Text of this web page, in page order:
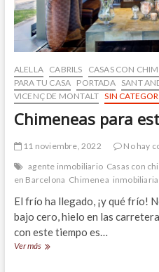
ALELLA CABRILS CASAS CON
PARA TU CASA PORTADA SANT
VICENÇ DE MONTALT SIN
Chimeneas para
11 noviembre, 2022
No hay
agente inmobiliario Casas con
en Barcelona Chimenea inmobiliaria
El frío ha llegado, ¡y qué frío!
bajo cero, hielo en las
con este tiempo es…
Ver másChimeneas